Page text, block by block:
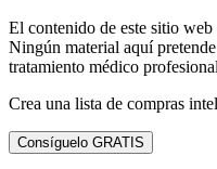
El contenido de este sitio
Ningún material aquí
tratamiento médico
Crea una lista de compras
Consíguelo GRATIS